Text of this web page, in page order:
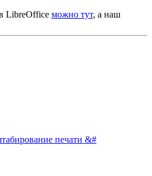
LibreOffice можно тут, а наш
печати &#